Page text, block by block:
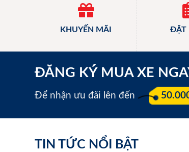
KHUYẾN MÃI ĐẶT
ĐĂNG KÝ MUA XE
Để nhận ưu đãi lên đến
TIN TỨC NỔI BẬT